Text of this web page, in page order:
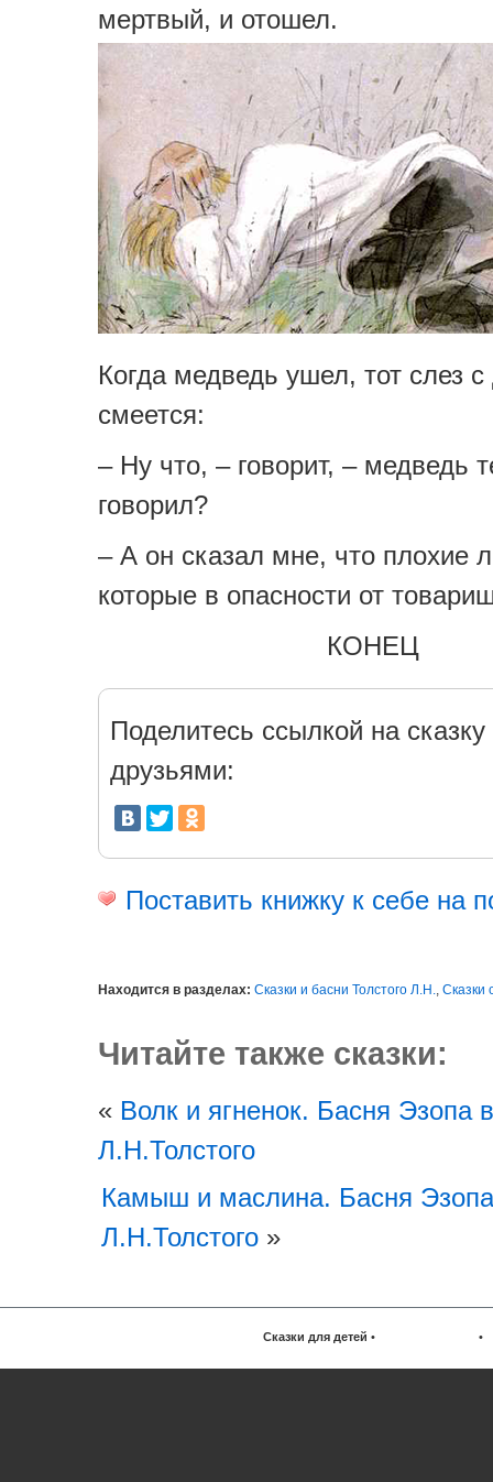
мертвый, и отошел.
Когда медведь ушел, тот слез
смеется:
– Ну что, – говорит, – медведь
говорил?
– А он сказал мне, что плохие
которые в опасности от
КОНЕЦ
Поделитесь ссылкой на сказку
друзьями:
Поставить книжку к себе на
Находится в разделах: Сказки и басни Толстого Л.Н., Сказки
Читайте также сказки:
« Волк и ягненок. Басня Эзопа
Л.Н.Толстого
Камыш и маслина. Басня
Л.Н.Толстого »
Сказки для детей • •